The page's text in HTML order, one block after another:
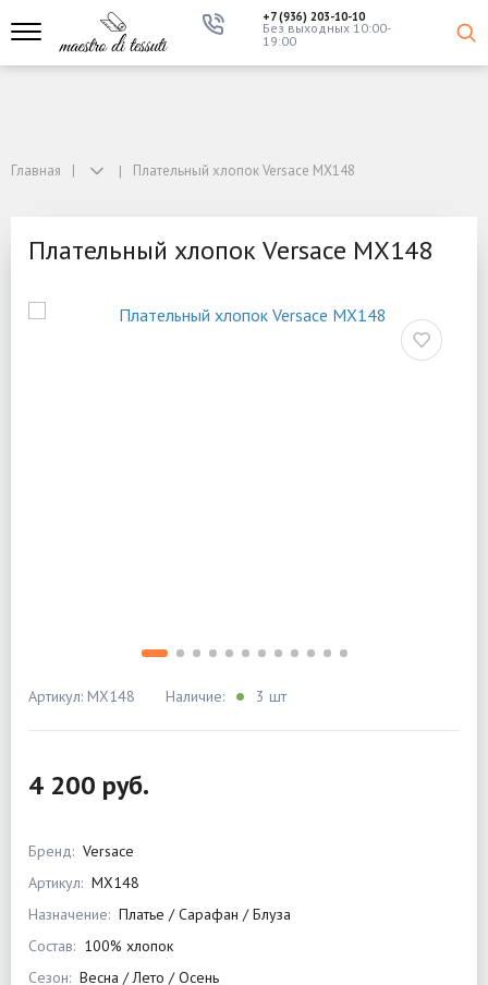
+7 (936) 203-10-10
Без выходных 10:00-
19:00
Главная Плательный хлопок Versace MX148
Плательный хлопок Versace MX148
Артикул: MX148 Наличие: 3 шт
4 200 руб.
Бренд: Versace
Артикул: MX148
Назначение: Платье / Сарафан / Блуза
Состав: 100% хлопок
Сезон: Весна / Лето / Осень